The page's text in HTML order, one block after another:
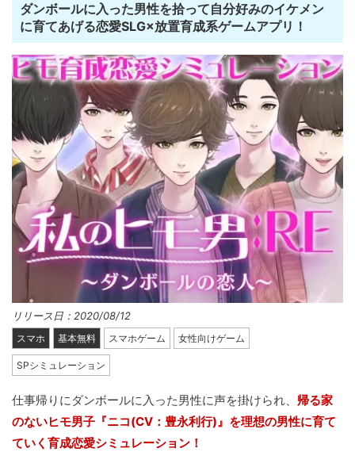
ダンボールに入った男性を拾って自分好みのイケメン
に育てあげる恋愛SLG×放置育成系ゲームアプリ！
リリース日：2020/08/12
スマホ 基本無料 スマホゲーム 女性向けゲーム
SPシミュレーション
仕事帰りにダンボールに入った男性に声を掛けられ、 帰る家
のないヒモ男子『ニコ(CV：豊永利行)』を理想の男性に育て
ていく育成恋愛シミュレーション！